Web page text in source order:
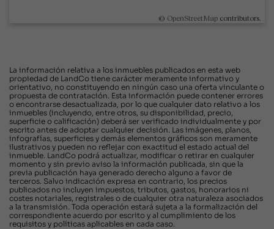
© OpenStreetMap contributors.
La información relativa a los inmuebles publicados en esta web
propiedad de LandCo tiene carácter meramente informativo y
orientativo, no constituyendo en ningún caso una oferta vinculante o
propuesta de contratación. Esta información puede contener errores
o encontrarse desactualizada, por lo que cualquier dato relativo a los
inmuebles (incluyendo, entre otros, su disponibilidad, precio,
superficie o calificación) deberá ser verificado individualmente y por
escrito antes de adoptar cualquier decisión. Las imágenes, planos,
infografías, superficies y demás elementos gráficos son meramente
ilustrativos y pueden no reflejar con exactitud el estado actual del
inmueble. LandCo podrá actualizar, modificar o retirar en cualquier
momento y sin previo aviso la información publicada, sin que la
previa publicación haya generado derecho alguno a favor de
terceros. Salvo indicación expresa en contrario, los precios
publicados no incluyen impuestos, tributos, gastos, honorarios ni
costes notariales, registrales o de cualquier otra naturaleza asociados
a la transmisión. Toda operación estará sujeta a la formalización del
correspondiente acuerdo por escrito y al cumplimiento de los
requisitos y políticas aplicables en cada caso.